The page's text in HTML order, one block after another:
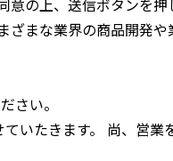
の上、送信ボタンを押
まな業界の商品開発や
さい。
いたきます。 尚、営